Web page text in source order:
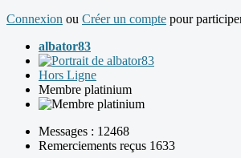
Connexion ou Créer un compte pour
albator83
Hors Ligne
Membre platinium
Messages : 12468
Remerciements reçus 1633